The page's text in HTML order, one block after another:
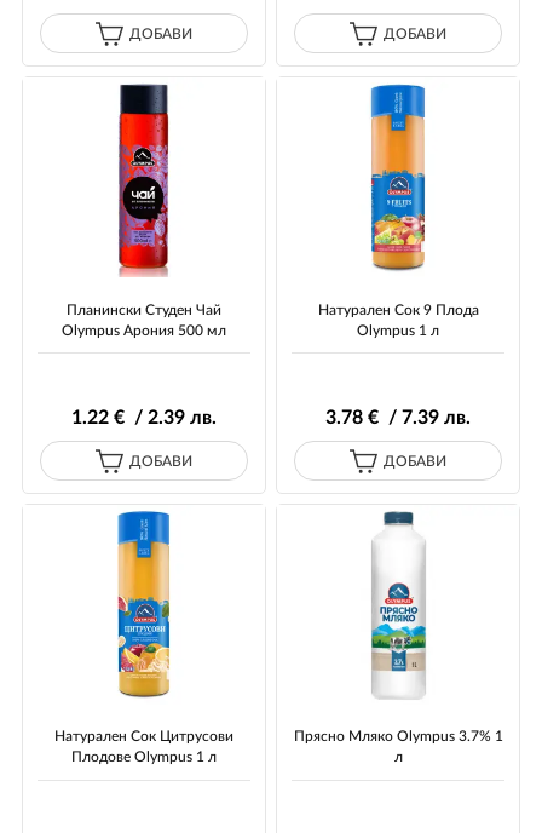
ДОБАВИ ДОБАВИ
Планински Студен Чай
Olympus Арония 500 мл
1.22€ / 2.39лв.
ДОБАВИ
Hатурален Сок 9 Плода
Olympus 1 л
3.78 € / 7.39 лв.
ДОБАВИ
Hатурален Сок Цитрусови
Плодове Olympus 1 л
Прясно Mляко Olympus 3.7% 1
л